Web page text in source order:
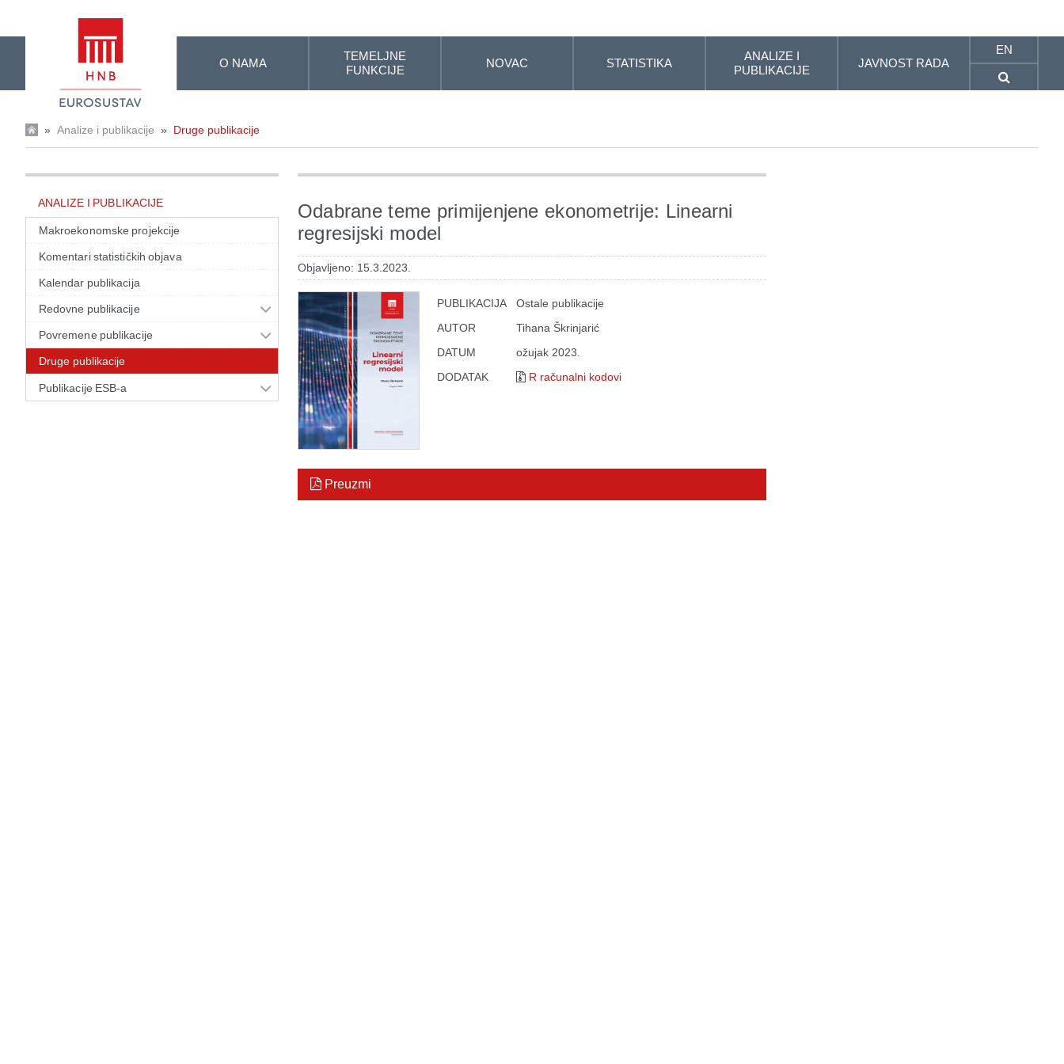
O NAMA
TEMELJNE
FUNKCIJE
NOVAC STATISTIKA
ANALIZE I
PUBLIKACIJE
JAVNOST RADA
EN
» Analize i publikacije » Druge publikacije
ANALIZE I PUBLIKACIJE
Makroekonomske projekcije
Komentari statističkih objava
Kalendar publikacija
Redovne publikacije
Povremene publikacije
Druge publikacije
Publikacije ESB-a
Odabrane teme primijenjene ekonometrije: Linearni
regresijski model
Objavljeno: 15.3.2023.
PUBLIKACIJA
Ostale publikacije
AUTOR
Tihana Škrinjarić
DATUM
ožujak 2023.
DODATAK
R računalni kodovi
Preuzmi